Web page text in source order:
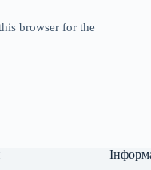
browser for the